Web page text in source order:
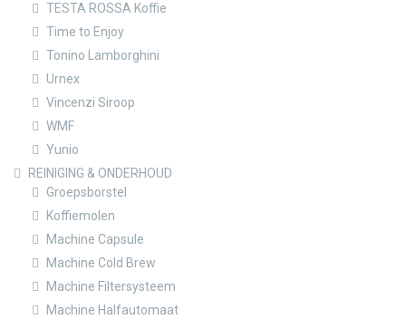
TESTA ROSSA Koffie
Time to Enjoy
Tonino Lamborghini
Urnex
Vincenzi Siroop
WMF
Yunio
REINIGING & ONDERHOUD
Groepsborstel
Koffiemolen
Machine Capsule
Machine Cold Brew
Machine Filtersysteem
Machine Halfautomaat